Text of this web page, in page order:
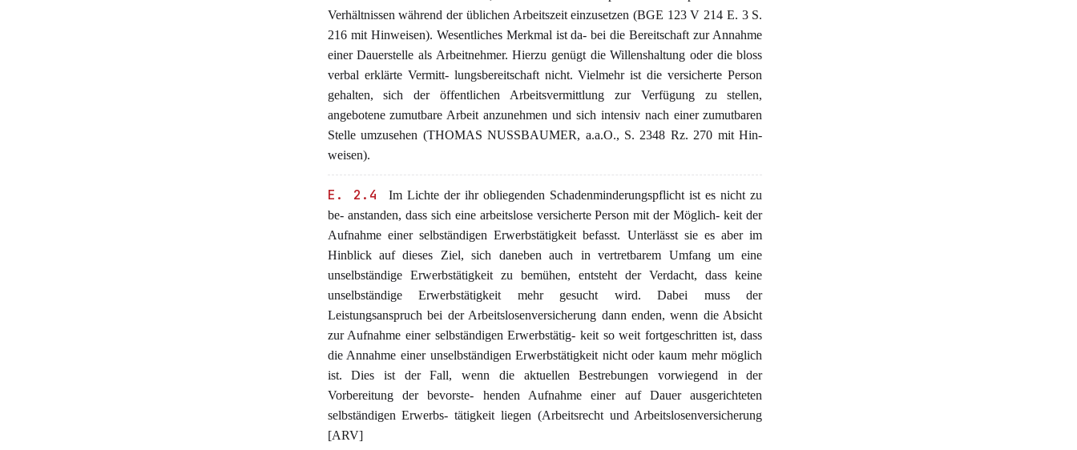
Verhältnissen während der üblichen Arbeitszeit einzusetzen (BGE 123 V 214 E. 3 S.
216 mit Hinweisen). Wesentliches Merkmal ist da- bei die Bereitschaft zur Annahme
einer Dauerstelle als Arbeitnehmer. Hierzu genügt die Willenshaltung oder die bloss
verbal erklärte Vermitt- lungsbereitschaft nicht. Vielmehr ist die versicherte Person
gehalten, sich der öffentlichen Arbeitsvermittlung zur Verfügung zu stellen,
angebotene zumutbare Arbeit anzunehmen und sich intensiv nach einer zumutbaren
Stelle umzusehen (THOMAS NUSSBAUMER, a.a.O., S. 2348 Rz. 270 mit Hin-
weisen).
E. 2.4
Im Lichte der ihr obliegenden Schadenminderungspflicht ist es nicht zu
be- anstanden, dass sich eine arbeitslose versicherte Person mit der Möglich- keit der
Aufnahme einer selbständigen Erwerbstätigkeit befasst. Unterlässt sie es aber im
Hinblick auf dieses Ziel, sich daneben auch in vertretbarem Umfang um eine
unselbständige Erwerbstätigkeit zu bemühen, entsteht der Verdacht, dass keine
unselbständige Erwerbstätigkeit mehr gesucht wird. Dabei muss der
Leistungsanspruch bei der Arbeitslosenversicherung dann enden, wenn die Absicht
zur Aufnahme einer selbständigen Erwerbstätig- keit so weit fortgeschritten ist, dass
die Annahme einer unselbständigen Erwerbstätigkeit nicht oder kaum mehr möglich
ist. Dies ist der Fall, wenn die aktuellen Bestrebungen vorwiegend in der
Vorbereitung der bevorste- henden Aufnahme einer auf Dauer ausgerichteten
selbständigen Erwerbs- tätigkeit liegen (Arbeitsrecht und Arbeitslosenversicherung
[ARV]